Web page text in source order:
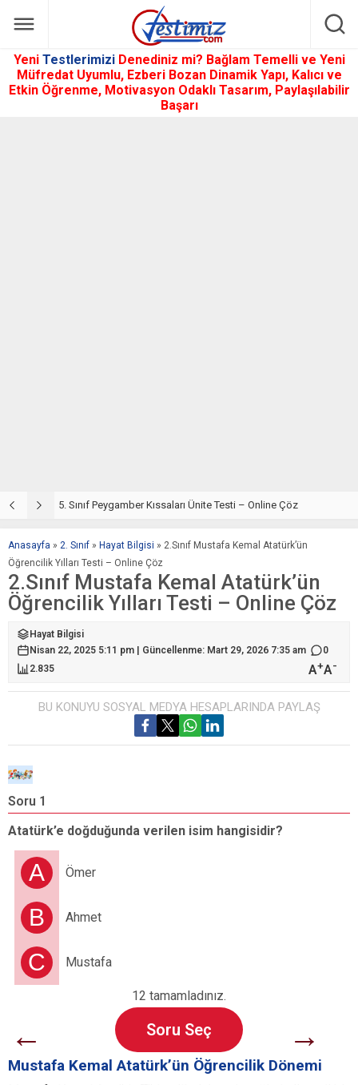
Yeni Testlerimizi Denediniz mi? Bağlam Temelli ve Yeni
Müfredat Uyumlu, Ezberi Bozan Dinamik Yapı, Kalıcı ve
Etkin Öğrenme, Motivasyon Odaklı Tasarım, Paylaşılabilir
Başarı
5. Sınıf Peygamber Kıssaları Ünite Testi – Online Çöz
Anasayfa » 2. Sınıf » Hayat Bilgisi » 2.Sınıf Mustafa Kemal Atatürk’ün
Öğrencilik Yılları Testi – Online Çöz
2.Sınıf Mustafa Kemal Atatürk’ün
Öğrencilik Yılları Testi – Online Çöz
Hayat Bilgisi
Nisan 22, 2025 5:11 pm | Güncellenme: Mart 29, 2026 7:35 am
0
2.835
A+A-
BU KONUYU SOSYAL MEDYA HESAPLARINDA PAYLAŞ
Soru 1
Atatürk’e doğduğunda verilen isim hangisidir?
A Ömer
B Ahmet
C Mustafa
12 tamamladınız.
← Soru Seç →
Mustafa Kemal Atatürk’ün Öğrencilik Dönemi